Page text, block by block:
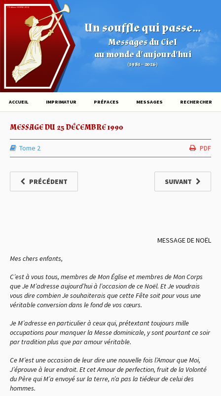
Un souffle qui passe...
Messages du Ciel
au monde d'aujourd'hui
(1981 – 2026)
© Éditions HOVINE (2026)
ACCUEIL IMPRIMATUR PRÉFACES MESSAGES RECHERCHER
MESSAGE DU 25 DÉCEMBRE 1990
Tome 2 PDF
PRÉCÉDENT SUIVANT
MESSAGE DE NOËL
Mes chers enfants,
C’est à vous tous, membres de Mon Église et membres de Mon Corps
que Je M’adresse aujourd’hui à l’occasion de ce Noël. Et Je voudrais
vous dire combien Je souhaiterais que cette Fête soit pour vous une
véritable conversion dans le fond de vos cœurs.
Je M’adresse en particulier à ceux qui, prétextant toujours mille
occupations pour manquer la Messe dominicale, y sont pourtant ce soir
par tradition plus que par amour véritable.
Ce M’est une occasion de leur dire une nouvelle fois l’Amour que Moi,
J’éprouve à leur endroit. Et cet Amour de perfection, fruit de la Volonté
du Père qui M’a envoyé sur la terre, n’a pas la tiédeur de celui des
hommes.